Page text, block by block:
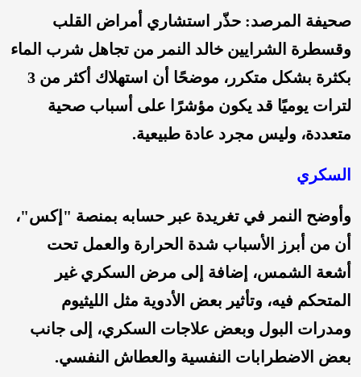
صحيفة المرصد: حذّر استشاري أمراض القلب
وقسطرة الشرايين خالد النمر من تجاهل شرب الماء
بكثرة بشكل متكرر، موضحًا أن استهلاك أكثر من 3
لترات يوميًا قد يكون مؤشرًا على أسباب صحية
متعددة، وليس مجرد عادة طبيعية.
السكري
وأوضح النمر في تغريدة عبر حسابه بمنصة "إكس"،
أن من أبرز الأسباب شدة الحرارة والعمل تحت
أشعة الشمس، إضافة إلى مرض السكري غير
المتحكم فيه، وتأثير بعض الأدوية مثل الليثيوم
ومدرات البول وبعض علاجات السكري، إلى جانب
بعض الاضطرابات النفسية والعطاش النفسي.